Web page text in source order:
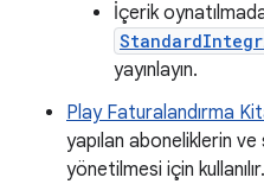
İçerik
yayınlayın.
Play Faturalandırma
yapılan aboneliklerin
yönetilmesi için kullanılır.